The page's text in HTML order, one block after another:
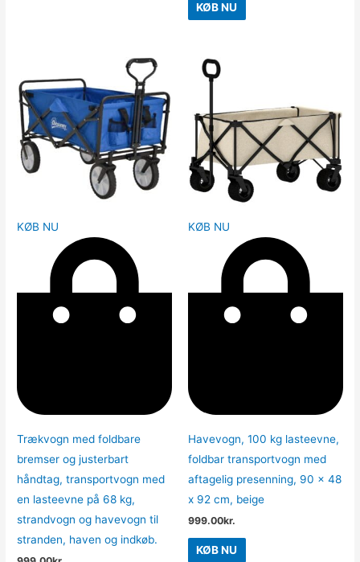
KØB NU
KØB NU
Trækvogn med foldbare
bremser og justerbart
håndtag, transportvogn med
en lasteevne på 68 kg,
strandvogn og havevogn til
stranden, haven og indkøb.
KØB NU
Havevogn, 100 kg lasteevne,
foldbar transportvogn med
aftagelig presenning, 90 x 48
x 92 cm, beige
999.00kr.
KØB NU